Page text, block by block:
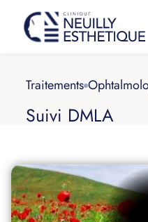
Traitements
Suivi DMLA